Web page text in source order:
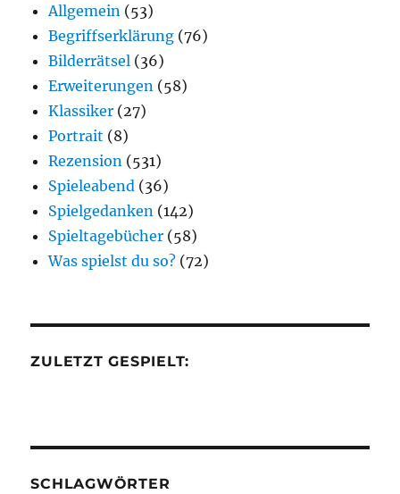
Allgemein (53)
Begriffserklärung (76)
Bilderrätsel (36)
Erweiterungen (58)
Klassiker (27)
Portrait (8)
Rezension (531)
Spieleabend (36)
Spielgedanken (142)
Spieltagebücher (58)
Was spielst du so? (72)
ZULETZT GESPIELT:
SCHLAGWÖRTER